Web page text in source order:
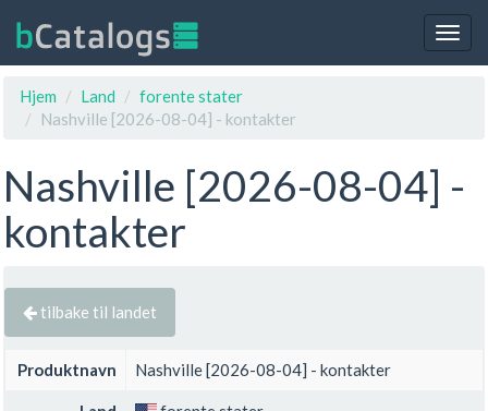
Hjem
Land
forente stater
Nashville [2026-08-04] - kontakter
Nashville [2026-08-04] -
kontakter
tilbake til landet
Produktnavn Nashville [2026-08-04] - kontakter